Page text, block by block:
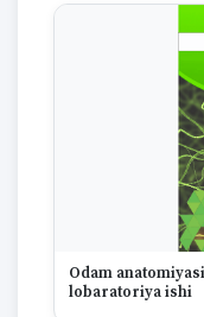
Odam
lobaratoriya ishi